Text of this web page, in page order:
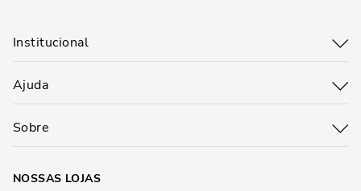
Institucional
Ajuda
Sobre
NOSSAS LOJAS